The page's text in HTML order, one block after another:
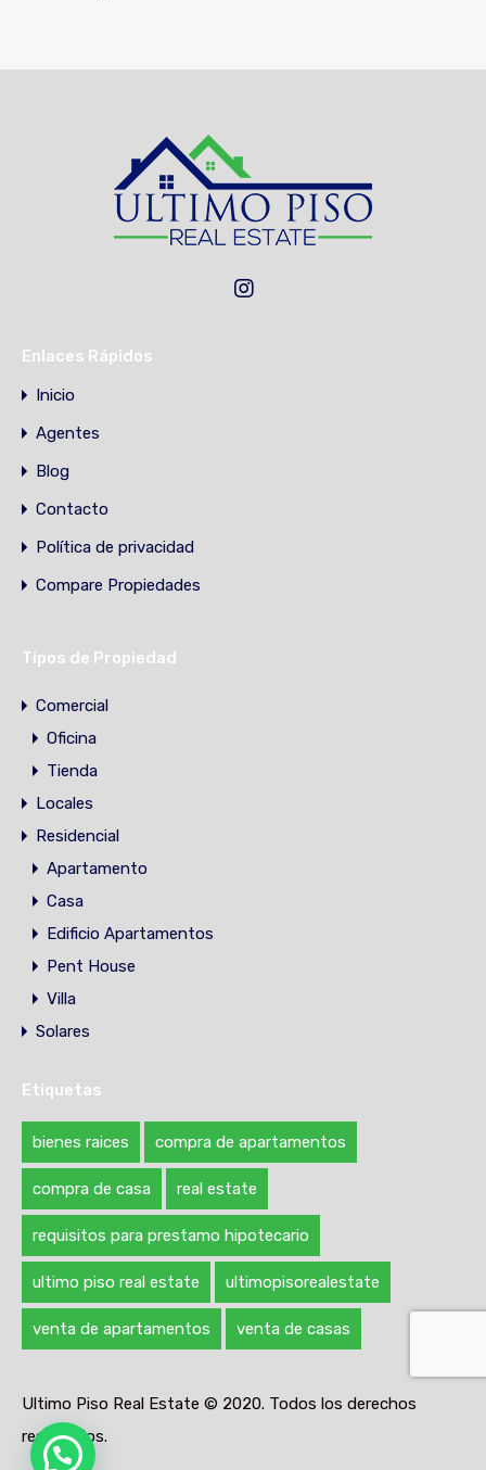
Enlaces Rápidos
Inicio
Agentes
Blog
Contacto
Política de privacidad
Compare Propiedades
Tipos de Propiedad
Comercial
Oficina
Tienda
Locales
Residencial
Apartamento
Casa
Edificio Apartamentos
Pent House
Villa
Solares
Etiquetas
bienes raices compra de apartamentos
compra de casa real estate
requisitos para prestamo hipotecario
ultimo piso real estate ultimopisorealestate
venta de apartamentos venta de casas
Ultimo Piso Real Estate © 2020. Todos los derechos
reservados.